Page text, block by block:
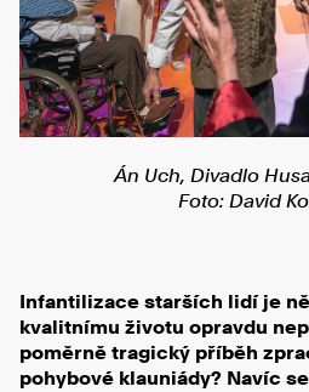
Án Uch, Divadlo
Foto: David
Infantilizace starších lidí je
kvalitnímu životu opravdu
poměrně tragický příběh
pohybové klauniády? Navíc